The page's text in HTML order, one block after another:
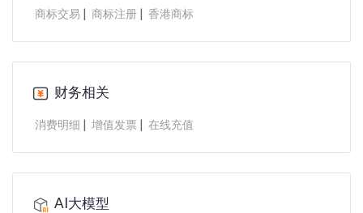
商标交易 | 商标注册 | 香港商标
财务相关
消费明细 | 增值发票 | 在线充值
AI大模型